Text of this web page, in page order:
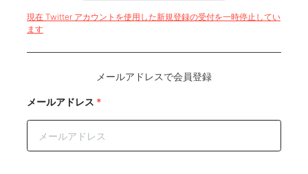
現在 Twitter アカウントを使用した新規登録の受付を一時停止してい
ます
メールアドレスで会員登録
メールアドレス *